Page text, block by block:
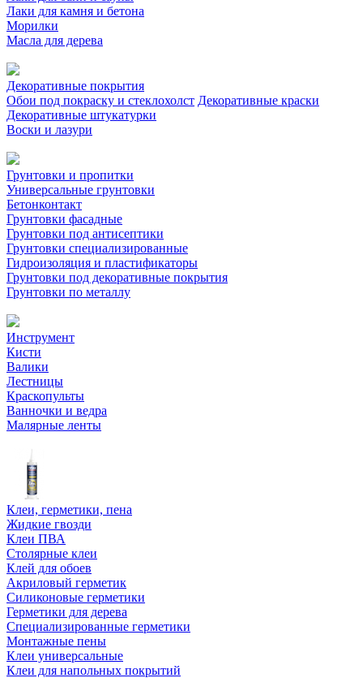
Лаки для камня и бетона
Морилки
Масла для дерева
Декоративные покрытия
Обои под покраску и стеклохолст Декоративные краски
Декоративные штукатурки
Воски и лазури
Грунтовки и пропитки
Универсальные грунтовки
Бетонконтакт
Грунтовки фасадные
Грунтовки под антисептики
Грунтовки специализированные
Гидроизоляция и пластификаторы
Грунтовки под декоративные покрытия
Грунтовки по металлу
Инструмент
Кисти
Валики
Лестницы
Краскопульты
Ванночки и ведра
Малярные ленты
Клеи, герметики, пена
Жидкие гвозди
Клеи ПВА
Столярные клеи
Клей для обоев
Акриловый герметик
Силиконовые герметики
Герметики для дерева
Специализированные герметики
Монтажные пены
Клеи универсальные
Клеи для напольных покрытий